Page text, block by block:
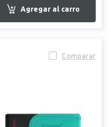
Comparar